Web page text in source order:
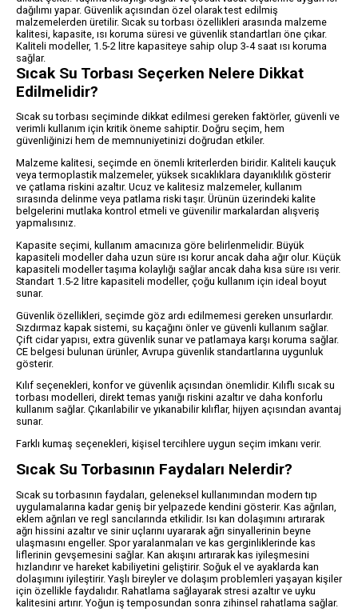
dağılımı yapar. Güvenlik açısından özel olarak test edilmiş
malzemelerden üretilir. Sıcak su torbası özellikleri arasında malzeme
kalitesi, kapasite, ısı koruma süresi ve güvenlik standartları öne çıkar.
Kaliteli modeller, 1.5-2 litre kapasiteye sahip olup 3-4 saat ısı koruma
sağlar.
Sıcak Su Torbası Seçerken Nelere Dikkat
Edilmelidir?
Sıcak su torbası seçiminde dikkat edilmesi gereken faktörler, güvenli ve
verimli kullanım için kritik öneme sahiptir. Doğru seçim, hem
güvenliğinizi hem de memnuniyetinizi doğrudan etkiler.
Malzeme kalitesi, seçimde en önemli kriterlerden biridir. Kaliteli kauçuk
veya termoplastik malzemeler, yüksek sıcaklıklara dayanıklılık gösterir
ve çatlama riskini azaltır. Ucuz ve kalitesiz malzemeler, kullanım
sırasında delinme veya patlama riski taşır. Ürünün üzerindeki kalite
belgelerini mutlaka kontrol etmeli ve güvenilir markalardan alışveriş
yapmalısınız.
Kapasite seçimi, kullanım amacınıza göre belirlenmelidir. Büyük
kapasiteli modeller daha uzun süre ısı korur ancak daha ağır olur. Küçük
kapasiteli modeller taşıma kolaylığı sağlar ancak daha kısa süre ısı verir.
Standart 1.5-2 litre kapasiteli modeller, çoğu kullanım için ideal boyut
sunar.
Güvenlik özellikleri, seçimde göz ardı edilmemesi gereken unsurlardır.
Sızdırmaz kapak sistemi, su kaçağını önler ve güvenli kullanım sağlar.
Çift cidar yapısı, extra güvenlik sunar ve patlamaya karşı koruma sağlar.
CE belgesi bulunan ürünler, Avrupa güvenlik standartlarına uygunluk
gösterir.
Kılıf seçenekleri, konfor ve güvenlik açısından önemlidir. Kılıflı sıcak su
torbası modelleri, direkt temas yanığı riskini azaltır ve daha konforlu
kullanım sağlar. Çıkarılabilir ve yıkanabilir kılıflar, hijyen açısından avantaj
sunar.
Farklı kumaş seçenekleri, kişisel tercihlere uygun seçim imkanı verir.
Sıcak Su Torbasının Faydaları Nelerdir?
Sıcak su torbasının faydaları, geleneksel kullanımından modern tıp
uygulamalarına kadar geniş bir yelpazede kendini gösterir. Kas ağrıları,
eklem ağrıları ve regl sancılarında etkilidir. Isı kan dolaşımını artırarak
ağrı hissini azaltır ve sinir uçlarını uyararak ağrı sinyallerinin beyne
ulaşmasını engeller. Spor yaralanmaları ve kas gerginliklerinde kas
liflerinin gevşemesini sağlar. Kan akışını artırarak kas iyileşmesini
hızlandırır ve hareket kabiliyetini geliştirir. Soğuk el ve ayaklarda kan
dolaşımını iyileştirir. Yaşlı bireyler ve dolaşım problemleri yaşayan kişiler
için özellikle faydalıdır. Rahatlama sağlayarak stresi azaltır ve uyku
kalitesini artırır. Yoğun iş temposundan sonra zihinsel rahatlama sağlar.